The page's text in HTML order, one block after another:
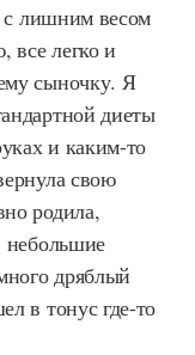
с лишним весом
все легко и
сыночку. Я
диеты
и каким-то
свою
родила,
небольшие
дряблый
в тонус где-то